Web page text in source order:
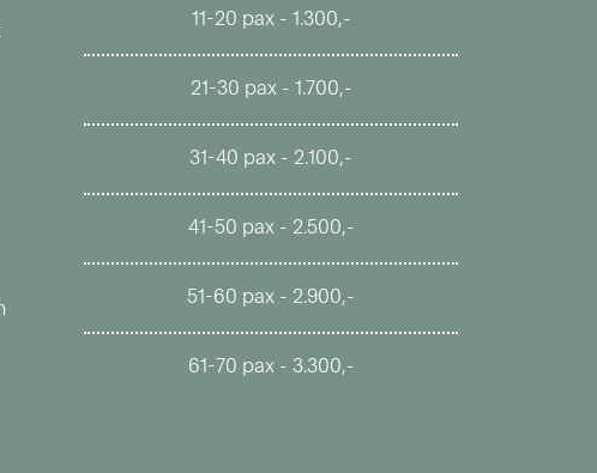
11-20 pax - 1.300,-
21-30 pax - 1.700,-
31-40 pax - 2.100,-
41-50 pax - 2.500,-
51-60 pax - 2.900,-
61-70 pax - 3.300,-